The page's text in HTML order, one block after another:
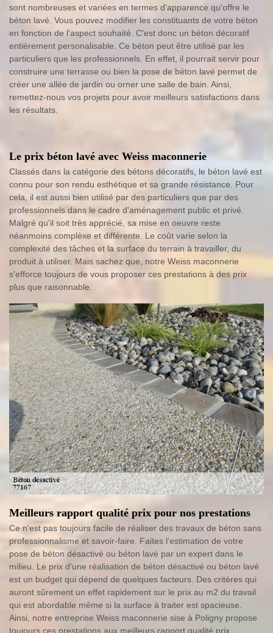
sont nombreuses et variées en termes d'apparence qu'offre le
béton lavé. Vous pouvez modifier les constituants de votre béton
en fonction de l'aspect souhaité. C'est donc un béton décoratif
entièrement personalisable. Ce béton peut être utilisé par les
particuliers que les professionnels. En effet, il pourrait servir pour
construire une terrasse ou bien la pose de béton lavé permet de
créer une allée de jardin ou orner une salle de bain. Ainsi,
remettez-nous vos projets pour avoir meilleurs satisfactions dans
les résultats.
Le prix béton lavé avec Weiss maconnerie
Classés dans la catégorie des bétons décoratifs, le béton lavé est
connu pour son rendu esthétique et sa grande résistance. Pour
cela, il est aussi bien utilisé par des particuliers que par des
professionnels dans le cadre d'aménagement public et privé.
Malgré qu'il soit très apprécié, sa mise en oeuvre reste
néanmoins complèxe et différente. Le coût varie selon la
complexité des tâches et la surface du terrain à travailler, du
produit à utiliser. Mais sachez que, notre Weiss maconnerie
s'efforce toujours de vous proposer ces prestations à des prix
plus que raisonnable.
Meilleurs rapport qualité prix pour nos prestations
Ce n'est pas toujours facile de réaliser des travaux de béton sans
professionnalisme et savoir-faire. Faites l'estimation de votre
pose de béton désactivé ou béton lavé par un expert dans le
milieu. Le prix d'une réalisation de béton désactivé ou béton lavé
est un budget qui dépend de quelques facteurs. Des critères qui
auront sûrement un effet rapidement sur le prix au m2 du travail
qui est abordable même si la surface à traiter est spacieuse.
Ainsi, notre entreprise Weiss maconnerie sise à Poligny propose
toujours ces prestations aux meilleurs rapport qualité prix.